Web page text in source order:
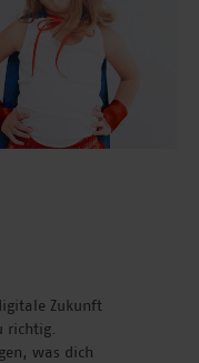
Zukunft
richtig.
was dich